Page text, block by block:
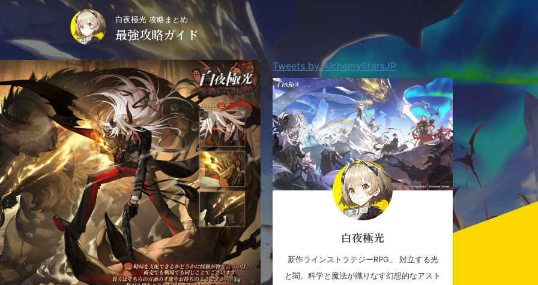
白夜極光 攻略まとめ
最強攻略ガイド
Tweets by AlchemyStarsJP
白夜極光
新作ラインストラテジーRPG。 対立する光
と闇。科学と魔法が織りなす幻想的なアスト